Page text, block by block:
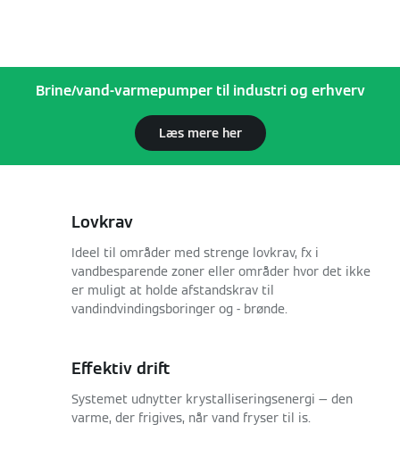
Brine/vand-varmepumper til industri og erhverv
Læs mere her
Lovkrav
Ideel til områder med strenge lovkrav, fx i
vandbesparende zoner eller områder hvor det ikke
er muligt at holde afstandskrav til
vandindvindingsboringer og - brønde.
Effektiv drift
Systemet udnytter krystalliseringsenergi — den
varme, der frigives, når vand fryser til is.